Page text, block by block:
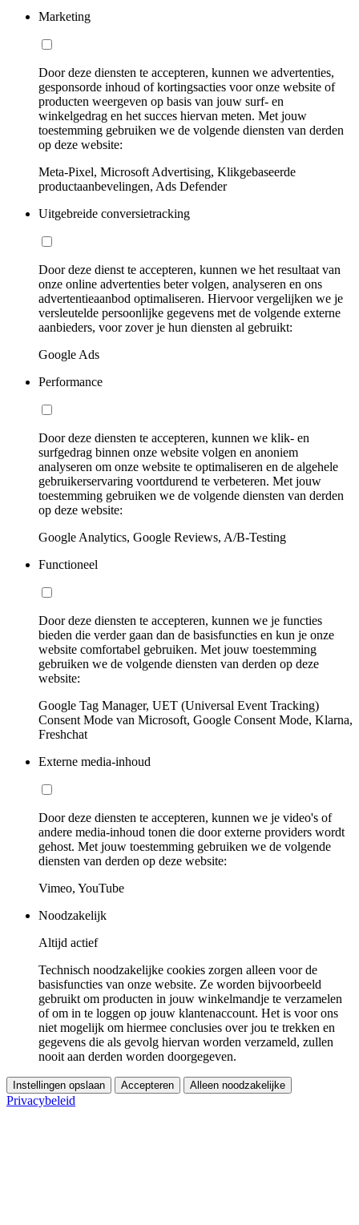
Marketing
Door deze diensten te accepteren, kunnen we advertenties,
gesponsorde inhoud of kortingsacties voor onze website of
producten weergeven op basis van jouw surf- en
winkelgedrag en het succes hiervan meten. Met jouw
toestemming gebruiken we de volgende diensten van derden
op deze website:
Meta-Pixel, Microsoft Advertising, Klikgebaseerde
productaanbevelingen, Ads Defender
Uitgebreide conversietracking
Door deze dienst te accepteren, kunnen we het resultaat van
onze online advertenties beter volgen, analyseren en ons
advertentieaanbod optimaliseren. Hiervoor vergelijken we je
versleutelde persoonlijke gegevens met de volgende externe
aanbieders, voor zover je hun diensten al gebruikt:
Google Ads
Performance
Door deze diensten te accepteren, kunnen we klik- en
surfgedrag binnen onze website volgen en anoniem
analyseren om onze website te optimaliseren en de algehele
gebruikerservaring voortdurend te verbeteren. Met jouw
toestemming gebruiken we de volgende diensten van derden
op deze website:
Google Analytics, Google Reviews, A/B-Testing
Functioneel
Door deze diensten te accepteren, kunnen we je functies
bieden die verder gaan dan de basisfuncties en kun je onze
website comfortabel gebruiken. Met jouw toestemming
gebruiken we de volgende diensten van derden op deze
website:
Google Tag Manager, UET (Universal Event Tracking)
Consent Mode van Microsoft, Google Consent Mode, Klarna,
Freshchat
Externe media-inhoud
Door deze diensten te accepteren, kunnen we je video's of
andere media-inhoud tonen die door externe providers wordt
gehost. Met jouw toestemming gebruiken we de volgende
diensten van derden op deze website:
Vimeo, YouTube
Noodzakelijk
Altijd actief
Technisch noodzakelijke cookies zorgen alleen voor de
basisfuncties van onze website. Ze worden bijvoorbeeld
gebruikt om producten in jouw winkelmandje te verzamelen
of om in te loggen op jouw klantenaccount. Het is voor ons
niet mogelijk om hiermee conclusies over jou te trekken en
gegevens die als gevolg hiervan worden verzameld, zullen
nooit aan derden worden doorgegeven.
Instellingen opslaan Accepteren Alleen noodzakelijke
Privacybeleid